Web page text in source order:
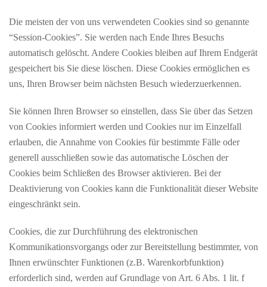
Die meisten der von uns verwendeten Cookies sind so genannte
“Session-Cookies”. Sie werden nach Ende Ihres Besuchs
automatisch gelöscht. Andere Cookies bleiben auf Ihrem Endgerät
gespeichert bis Sie diese löschen. Diese Cookies ermöglichen es
uns, Ihren Browser beim nächsten Besuch wiederzuerkennen.
Sie können Ihren Browser so einstellen, dass Sie über das Setzen
von Cookies informiert werden und Cookies nur im Einzelfall
erlauben, die Annahme von Cookies für bestimmte Fälle oder
generell ausschließen sowie das automatische Löschen der
Cookies beim Schließen des Browser aktivieren. Bei der
Deaktivierung von Cookies kann die Funktionalität dieser Website
eingeschränkt sein.
Cookies, die zur Durchführung des elektronischen
Kommunikationsvorgangs oder zur Bereitstellung bestimmter, von
Ihnen erwünschter Funktionen (z.B. Warenkorbfunktion)
erforderlich sind, werden auf Grundlage von Art. 6 Abs. 1 lit. f